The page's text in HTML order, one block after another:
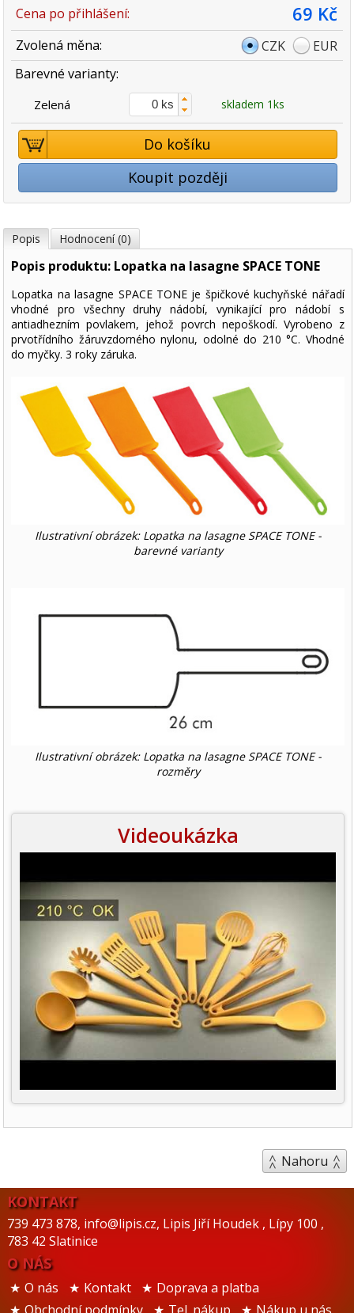
Cena po přihlášení: 69 Kč
Zvolená měna: CZK
EUR
Barevné varianty:
Zelená skladem 1ks
Do košíku
Koupit později
Popis Hodnocení (0)
Popis produktu: Lopatka na lasagne SPACE TONE
Lopatka na lasagne SPACE TONE je špičkové kuchyňské nářadí
vhodné pro všechny druhy nádobí, vynikající pro nádobí s
antiadhezním povlakem, jehož povrch nepoškodí. Vyrobeno z
prvotřídního žáruvzdorného nylonu, odolné do 210 °C. Vhodné
do myčky. 3 roky záruka.
Ilustrativní obrázek: Lopatka na lasagne SPACE TONE -
barevné varianty
Ilustrativní obrázek: Lopatka na lasagne SPACE TONE -
rozměry
Videoukázka
Nahoru
KONTAKT
739 473 878, info@lipis.cz, Lipis Jiří Houdek , Lípy 100 ,
783 42 Slatinice
O NÁS
O nás Kontakt
Doprava a platba